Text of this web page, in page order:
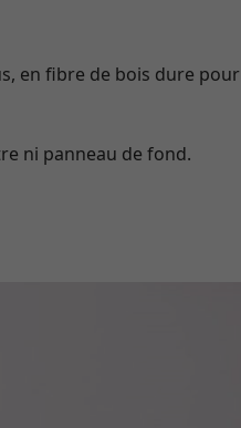
en fibre de bois dure pour
ni panneau de fond.